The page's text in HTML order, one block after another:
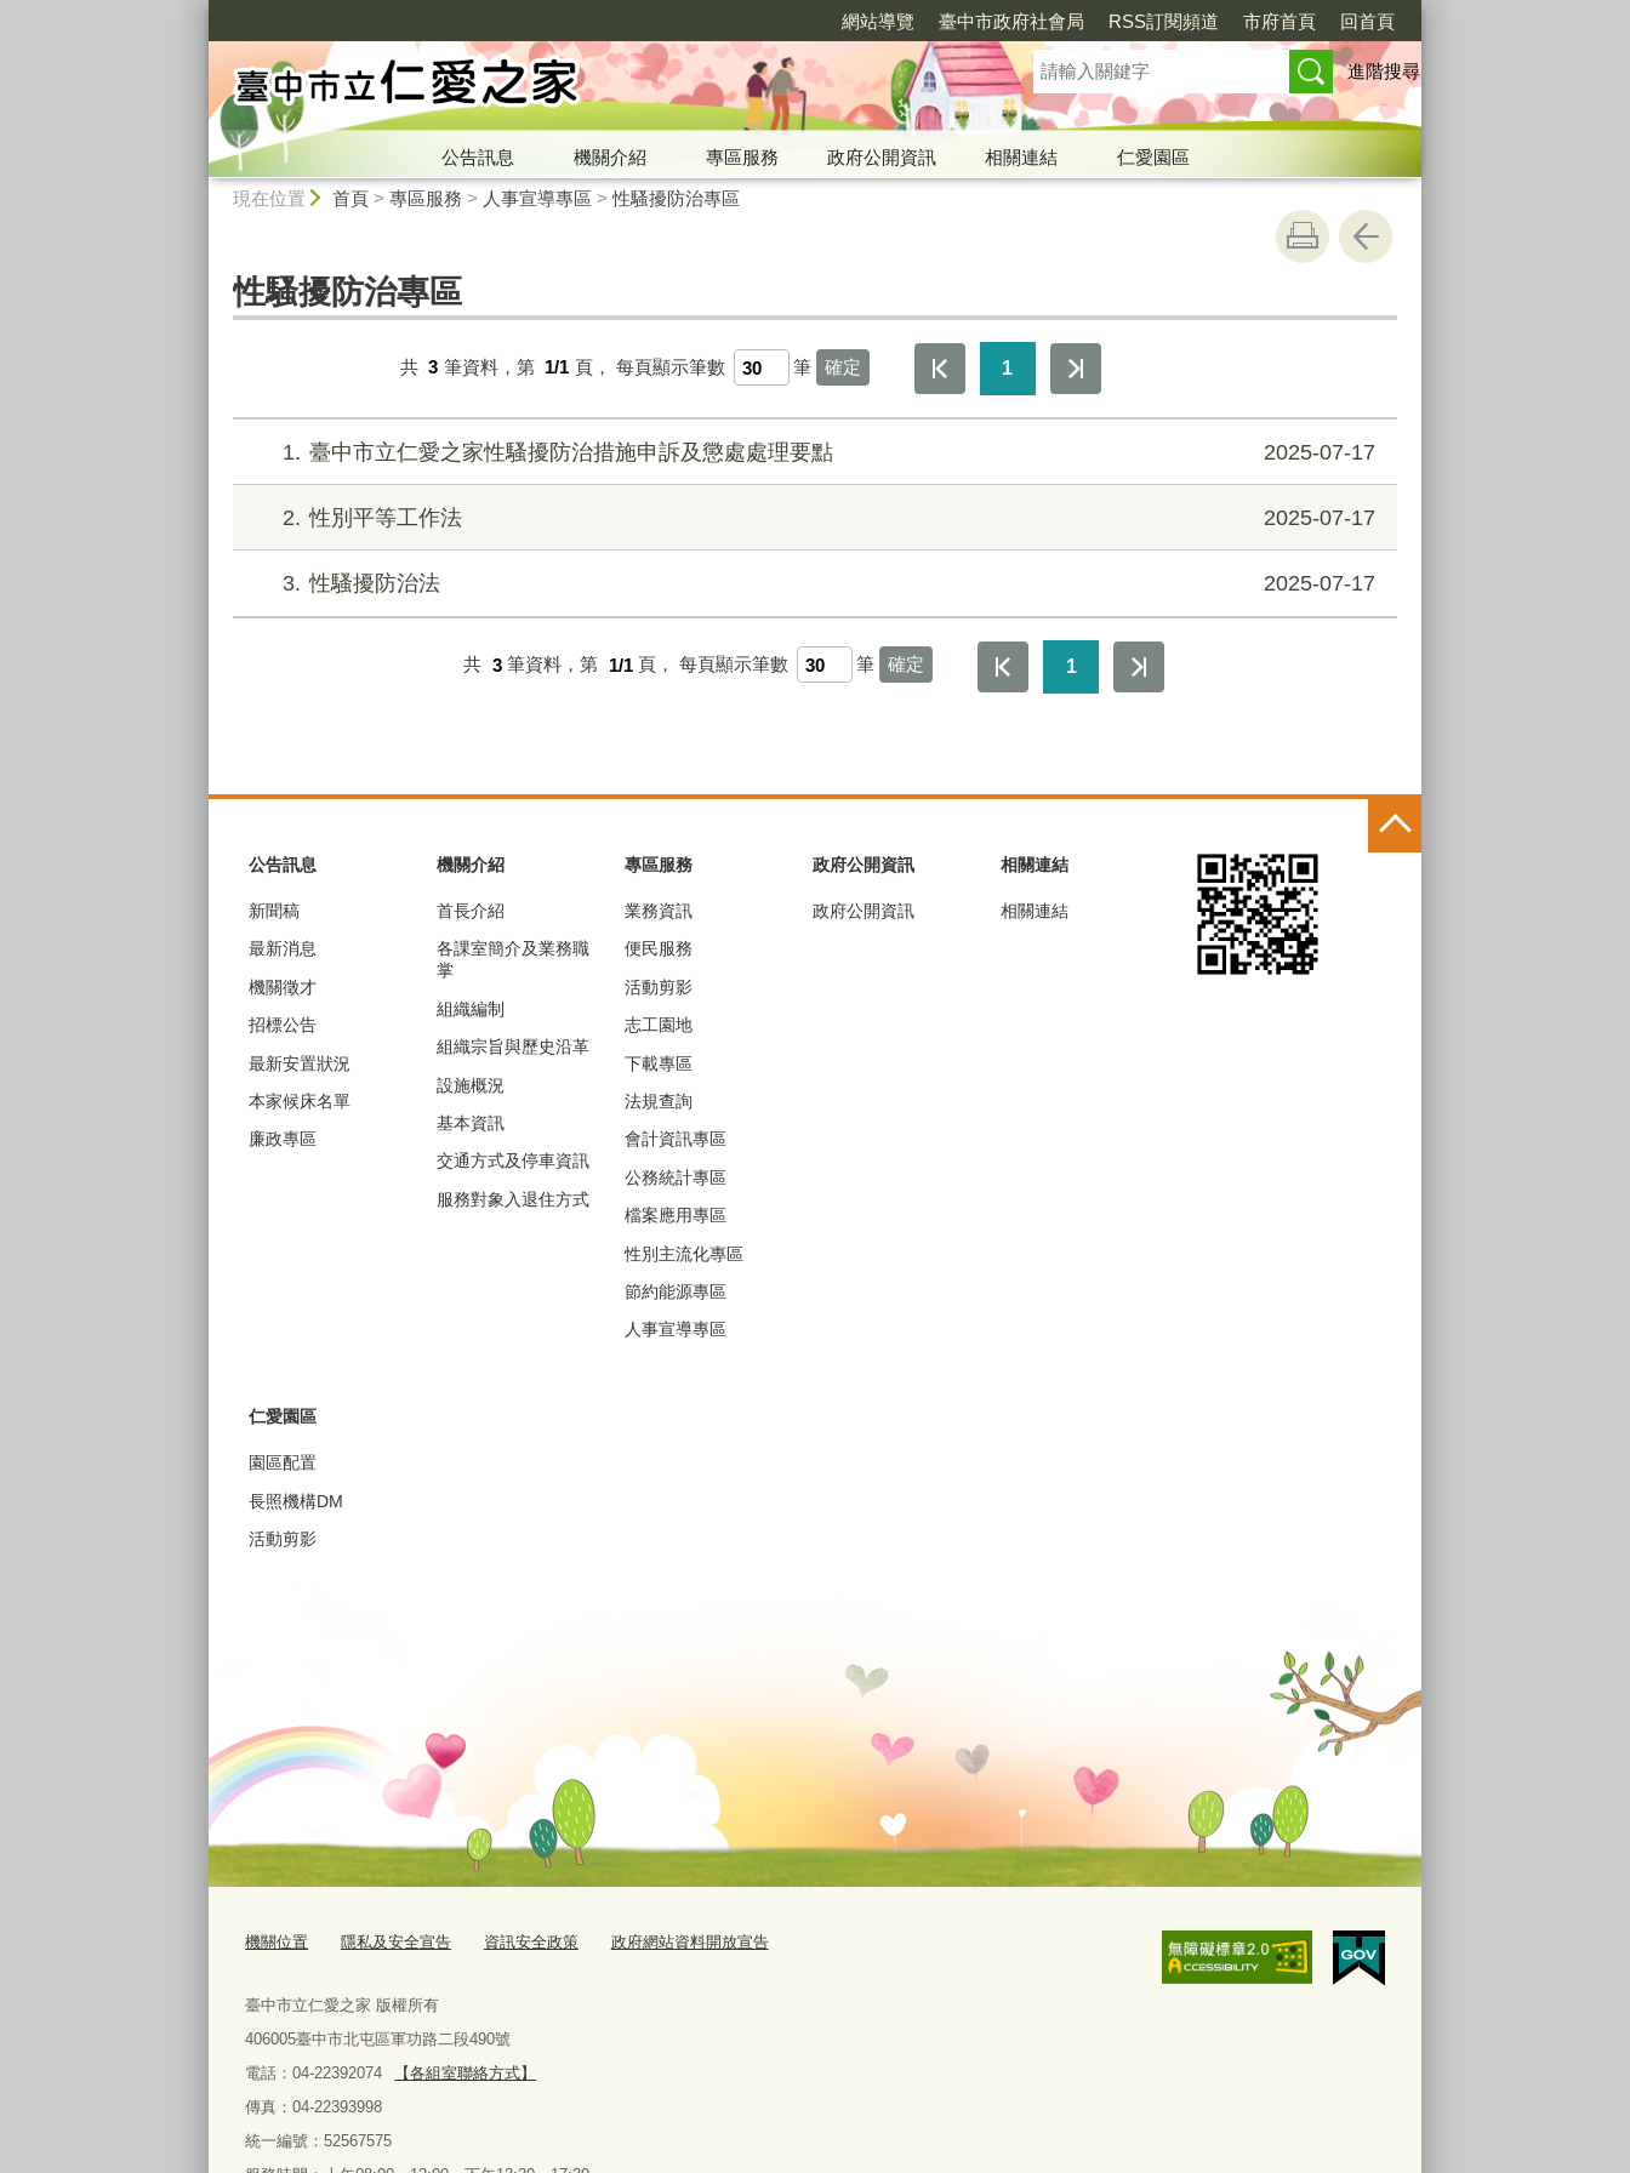
網站導覽 臺中市政府社會局 RSS訂閱頻道 市府首頁 回首頁
進階搜尋
公告訊息 機關介紹 專區服務 政府公開資訊 相關連結
仁愛園區
現在位置 首頁> 專區服務 > 人事宣導專區 >性騷擾防治專區
性騷擾防治專區
共 3 筆資料，第 1/1 頁， 每頁顯示筆數 筆 1
1 臺中市立仁愛之家性騷擾防治措施申訴及懲處處理要點 2025-07-17
2 性別平等工作法 2025-07-17
3 性騷擾防治法 2025-07-17
共 3 筆資料，第 1/1 頁， 每頁顯示筆數 筆 1
公告訊息
新聞稿
最新消息
機關徵才
招標公告
最新安置狀況
本家候床名單
廉政專區
機關介紹
首長介紹
各課室簡介及業務職
掌
組織編制
組織宗旨與歷史沿革
設施概況
基本資訊
交通方式及停車資訊
服務對象入退住方式
專區服務
業務資訊
便民服務
活動剪影
志工園地
下載專區
法規查詢
會計資訊專區
公務統計專區
檔案應用專區
性別主流化專區
節約能源專區
人事宣導專區
政府公開資訊
政府公開資訊
相關連結
相關連結
仁愛園區
園區配置
長照機構DM
活動剪影
機關位置 隱私及安全宣告 資訊安全政策 政府網站資料開放宣告
臺中市立仁愛之家 版權所有
406005臺中市北屯區軍功路二段490號
電話：04-22392074
【各組室聯絡方式】
傳真：04-22393998
統一編號：52567575